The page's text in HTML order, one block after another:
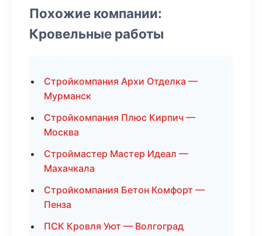
Похожие компании:
Кровельные работы
Стройкомпания Архи Отделка —
Мурманск
Стройкомпания Плюс Кирпич —
Москва
Строймастер Мастер Идеал —
Махачкала
Стройкомпания Бетон Комфорт —
Пенза
ПСК Кровля Уют — Волгоград